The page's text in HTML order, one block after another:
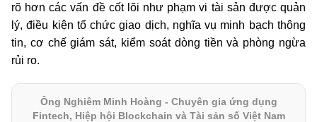
rõ hơn các vấn đề cốt lõi như phạm vi tài sản được quản
lý, điều kiện tổ chức giao dịch, nghĩa vụ minh bạch thông
tin, cơ chế giám sát, kiểm soát dòng tiền và phòng ngừa
rủi ro.
Ông Nghiêm Minh Hoàng - Chuyên gia ứng dụng
Fintech, Hiệp hội Blockchain và Tài sản số Việt Nam